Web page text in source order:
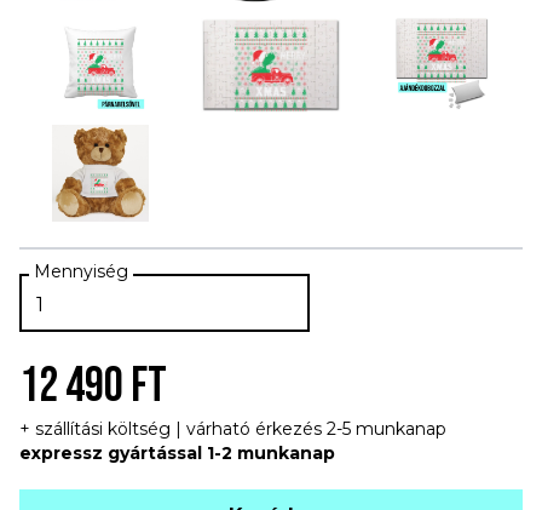
12 490 FT
+ szállítási költség | várható érkezés 2-5 munkanap
expressz gyártással 1-2 munkanap